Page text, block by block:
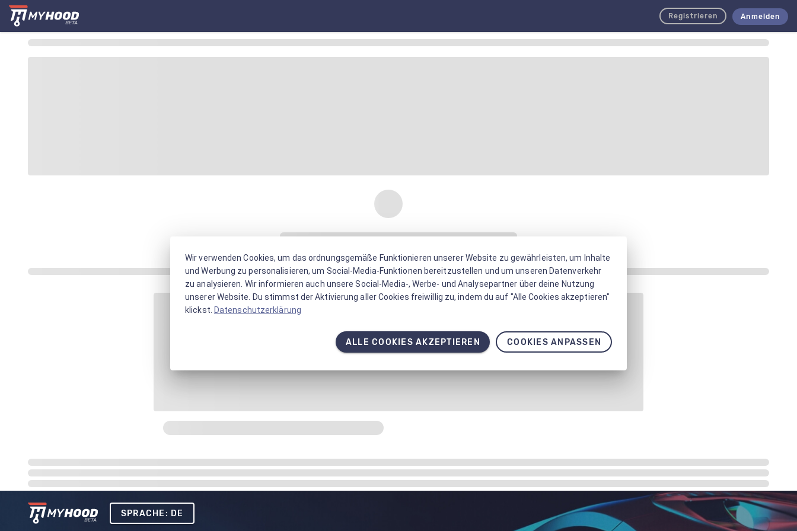
Registrieren Anmelden
SPRACHE: DE
Wir verwenden Cookies, um das ordnungsgemäße Funktionieren unserer Website zu gewährleisten, um Inhalte
und Werbung zu personalisieren, um Social-Media-Funktionen bereitzustellen und um unseren Datenverkehr
zu analysieren. Wir informieren auch unsere Social-Media-, Werbe- und Analysepartner über deine Nutzung
unserer Website. Du stimmst der Aktivierung aller Cookies freiwillig zu, indem du auf "Alle Cookies akzeptieren"
klickst. Datenschutzerklärung
ALLE COOKIES AKZEPTIEREN COOKIES ANPASSEN